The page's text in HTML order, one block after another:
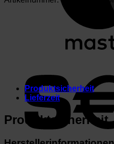
Produktsicherheit
Lieferzeit
Produktsicherheit